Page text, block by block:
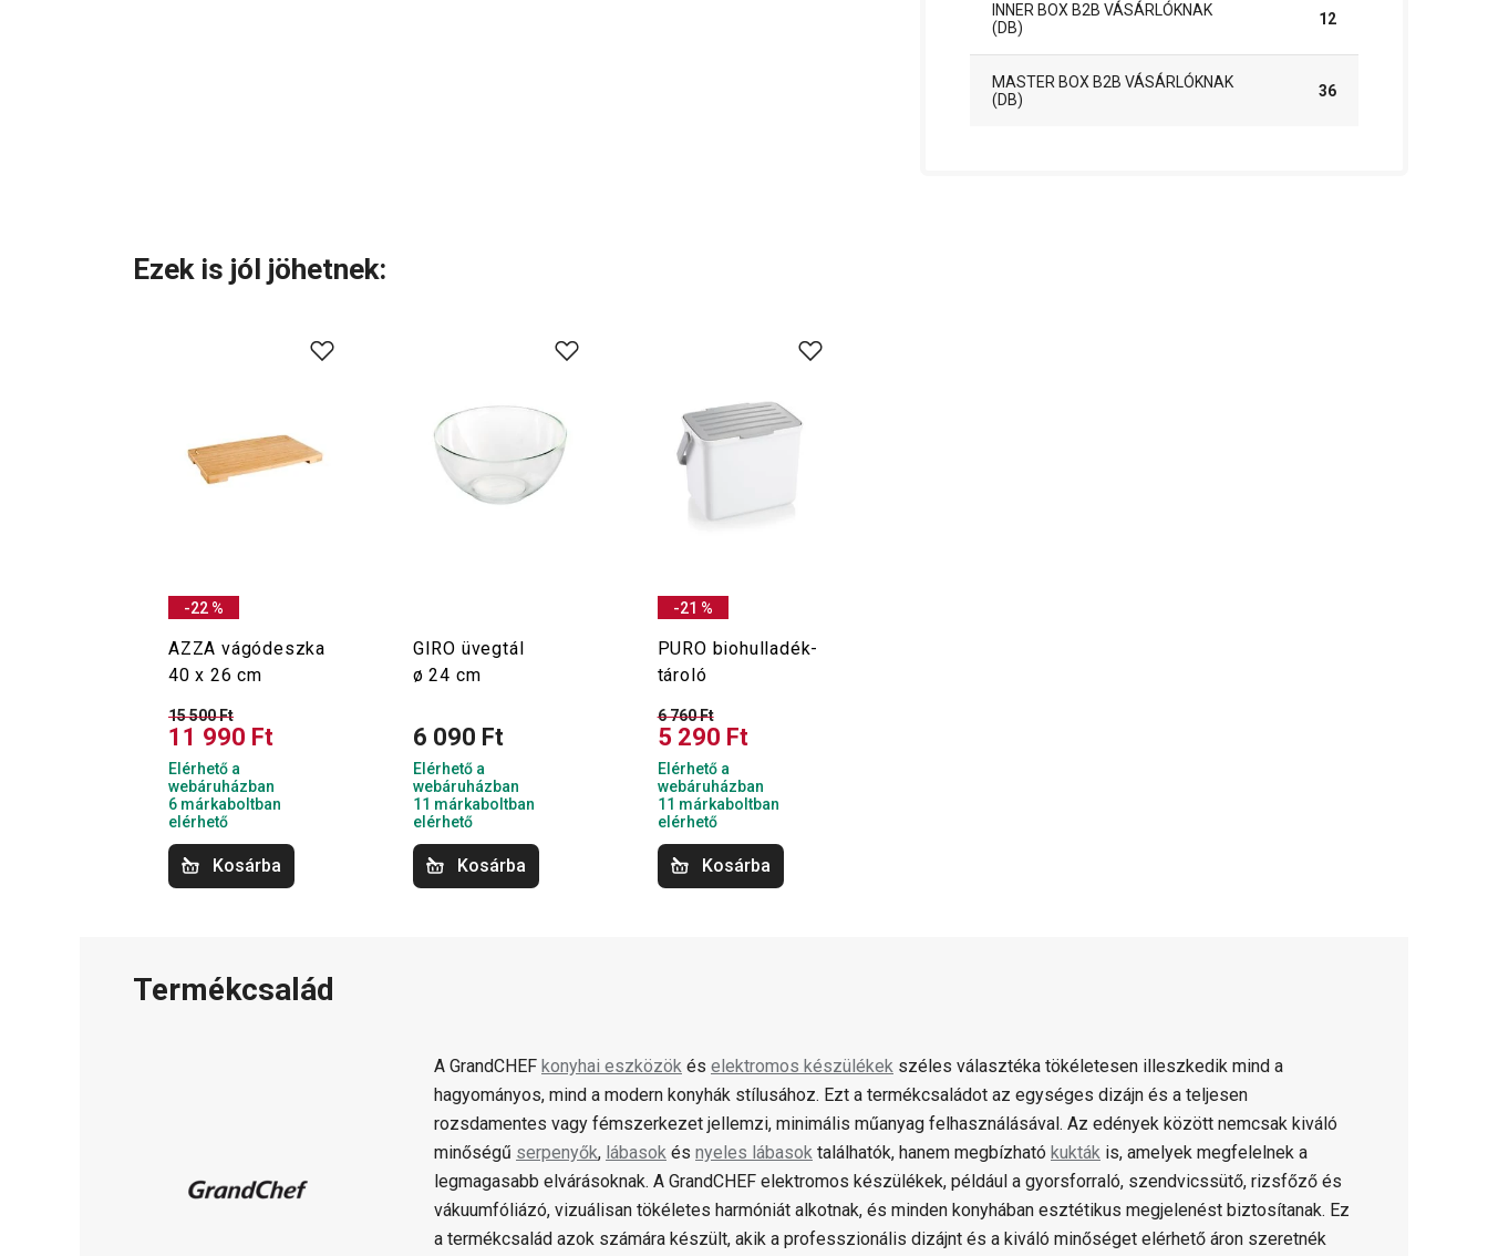
INNER BOX B2B VÁSÁRLÓKNAK
(DB)
12
MASTER BOX B2B VÁSÁRLÓKNAK
(DB)
36
Ezek is jól jöhetnek:
-22 %
AZZA vágódeszka
40 x 26 cm
15 500 Ft
11 990 Ft
Elérhető a
webáruházban
6 márkaboltban
elérhető
Kosárba
GIRO üvegtál
ø 24 cm
6 090 Ft
Elérhető a
webáruházban
11 márkaboltban
elérhető
Kosárba
-21 %
PURO biohulladék-
tároló
6 760 Ft
5 290 Ft
Elérhető a
webáruházban
11 márkaboltban
elérhető
Kosárba
Termékcsalád
A GrandCHEF konyhai eszközök és elektromos készülékek széles választéka tökéletesen illeszkedik mind a
hagyományos, mind a modern konyhák stílusához. Ezt a termékcsaládot az egységes dizájn és a teljesen
rozsdamentes vagy fémszerkezet jellemzi, minimális műanyag felhasználásával. Az edények között nemcsak kiváló
minőségű serpenyők, lábasok és nyeles lábasok találhatók, hanem megbízható kukták is, amelyek megfelelnek a
legmagasabb elvárásoknak. A GrandCHEF elektromos készülékek, például a gyorsforraló, szendvicssütő, rizsfőző és
vákuumfóliázó, vizuálisan tökéletes harmóniát alkotnak, és minden konyhában esztétikus megjelenést biztosítanak. Ez
a termékcsalád azok számára készült, akik a professzionális dizájnt és a kiváló minőséget elérhető áron szeretnék